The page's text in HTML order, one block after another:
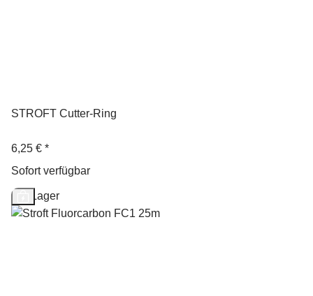
STROFT Cutter-Ring
6,25 € *
Sofort verfügbar
Auf Lager